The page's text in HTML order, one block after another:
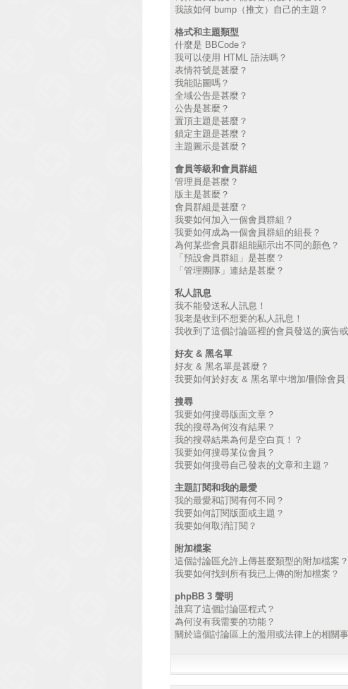
我該如何 bump（推文）自己的主題？
格式和主題類型
什麼是 BBCode？
我可以使用 HTML 語法嗎？
表情符號是甚麼？
我能貼圖嗎？
全域公告是甚麼？
公告是甚麼？
置頂主題是甚麼？
鎖定主題是甚麼？
主題圖示是甚麼？
會員等級和會員群組
管理員是甚麼？
版主是甚麼？
會員群組是甚麼？
我要如何加入一個會員群組？
我要如何成為一個會員群組的組長？
為何某些會員群組能顯示出不同的顏色？
「預設會員群組」是甚麼？
「管理團隊」連結是甚麼？
私人訊息
我不能發送私人訊息！
我老是收到不想要的私人訊息！
我收到了這個討論區裡的會員發送的廣告
好友 & 黑名單
好友 & 黑名單是甚麼？
我要如何於好友 & 黑名單中增加/刪除會員
搜尋
我要如何搜尋版面文章？
我的搜尋為何沒有結果？
我的搜尋結果為何是空白頁！？
我要如何搜尋某位會員？
我要如何搜尋自己發表的文章和主題？
主題訂閱和我的最愛
我的最愛和訂閱有何不同？
我要如何訂閱版面或主題？
我要如何取消訂閱？
附加檔案
這個討論區允許上傳甚麼類型的附加檔案？
我要如何找到所有我已上傳的附加檔案？
phpBB 3 聲明
誰寫了這個討論區程式？
為何沒有我需要的功能？
關於這個討論區上的濫用或法律上的相關